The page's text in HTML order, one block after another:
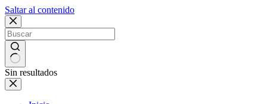
Saltar al contenido
Sin resultados